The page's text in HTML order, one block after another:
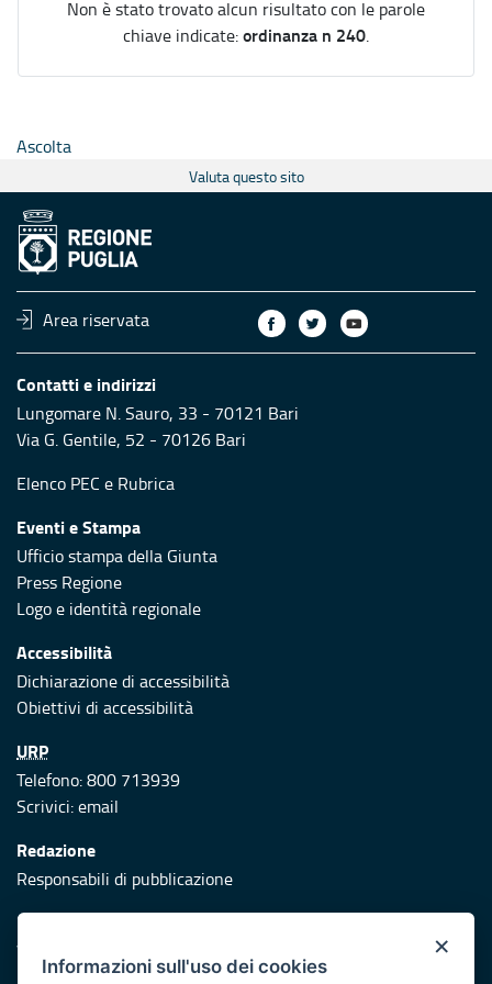
Non è stato trovato alcun risultato con le parole
chiave indicate:ordinanza n 240.
Ascolta
Valuta questo sito
Area riservata
Contatti e indirizzi
Lungomare N. Sauro, 33 - 70121 Bari
Via G. Gentile, 52 - 70126 Bari
Elenco PEC e Rubrica
Eventi e Stampa
Ufficio stampa della Giunta
Press Regione
Logo e identità regionale
Accessibilità
Dichiarazione di accessibilità
Obiettivi di accessibilità
URP
Telefono: 800 713939
Scrivici:email
Redazione
Responsabili di pubblicazione
Protezione civile
Vai al sito di Protezione Civile Puglia
×
Informazioni sull'uso dei cookies